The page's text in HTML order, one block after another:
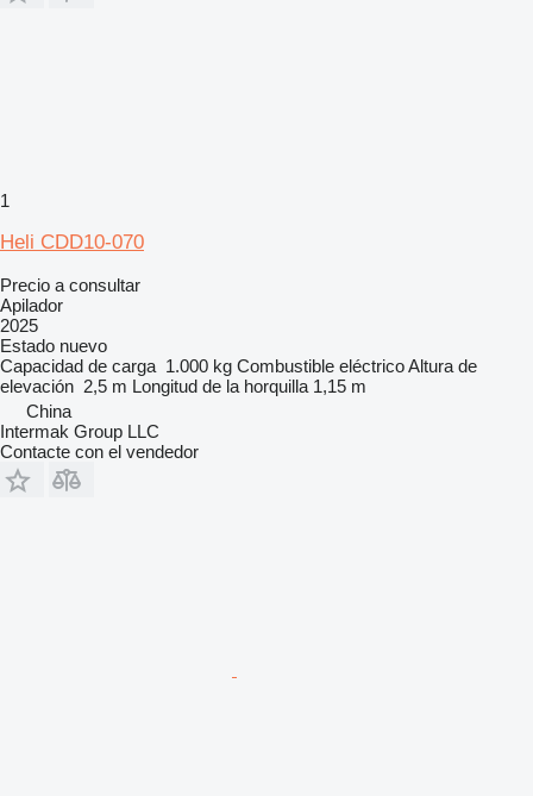
1
Heli CDD10-070
Precio a consultar
Apilador
2025
Estado nuevo
Capacidad de carga 1.000 kg Combustible eléctricoAltura de
elevación 2,5 m Longitud de la horquilla 1,15 m
China
Intermak Group LLC
Contacte con el vendedor